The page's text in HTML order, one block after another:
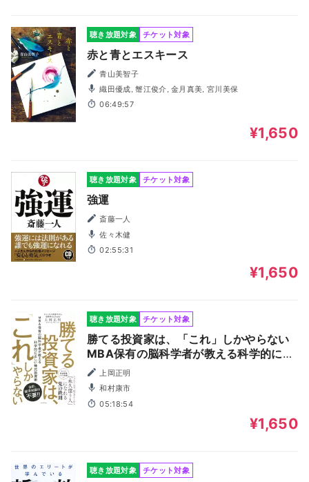
聴き放題対象 チケット対象
赤と青とエスキース
青山美智子
織田優成, 蟹江俊介, 金月真美, 宮川美保
06:49:57
¥1,650
聴き放題対象 チケット対象
強運
斎藤一人
佐々木健
02:55:31
¥1,650
聴き放題対象 チケット対象
勝てる投資家は、「これ」しかやらない
MBA保有の脳科学者が教える科学的に正
しい株式投資術
上岡正明
和村康市
05:18:54
¥1,650
聴き放題対象 チケット対象